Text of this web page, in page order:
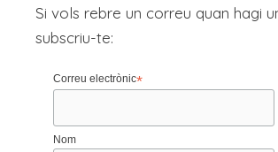
Si vols rebre un correu quan hagi
subscriu-te:
Correu electrònic*
Nom